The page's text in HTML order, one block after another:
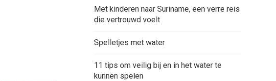
Met kinderen naar Suriname, een verre reis
die vertrouwd voelt
Spelletjes met water
11 tips om veilig bij en in het water te
kunnen spelen